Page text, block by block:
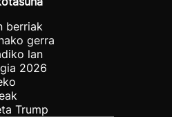
berriak
gerra
lan
2026
Trump